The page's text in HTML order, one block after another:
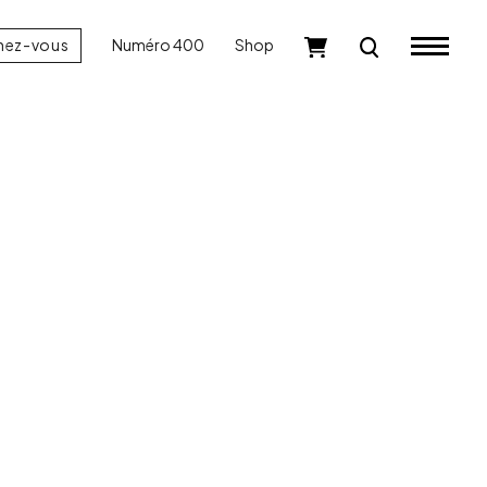
vous Numéro 400 Shop